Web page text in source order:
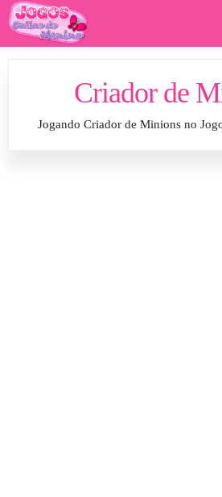
Criador de
Jogando Criador de Minions no